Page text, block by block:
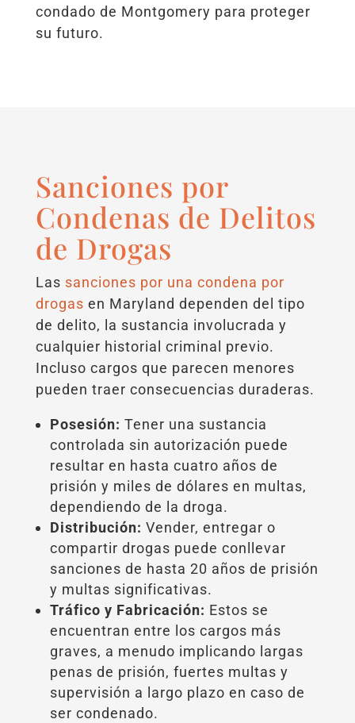
condado de Montgomery para proteger
su futuro.
Sanciones por
Condenas de Delitos
de Drogas
Las sanciones por una condena por
drogas en Maryland dependen del tipo
de delito, la sustancia involucrada y
cualquier historial criminal previo.
Incluso cargos que parecen menores
pueden traer consecuencias duraderas.
Posesión: Tener una sustancia
controlada sin autorización puede
resultar en hasta cuatro años de
prisión y miles de dólares en multas,
dependiendo de la droga.
Distribución: Vender, entregar o
compartir drogas puede conllevar
sanciones de hasta 20 años de prisión
y multas significativas.
Tráfico y Fabricación: Estos se
encuentran entre los cargos más
graves, a menudo implicando largas
penas de prisión, fuertes multas y
supervisión a largo plazo en caso de
ser condenado.